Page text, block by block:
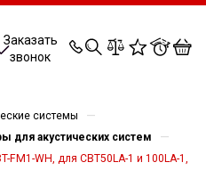
Заказать
звонок
0 0 0 0
системы —
для акустических систем —
FM1-WH, для CBT50LA-1 и 100LA-1,